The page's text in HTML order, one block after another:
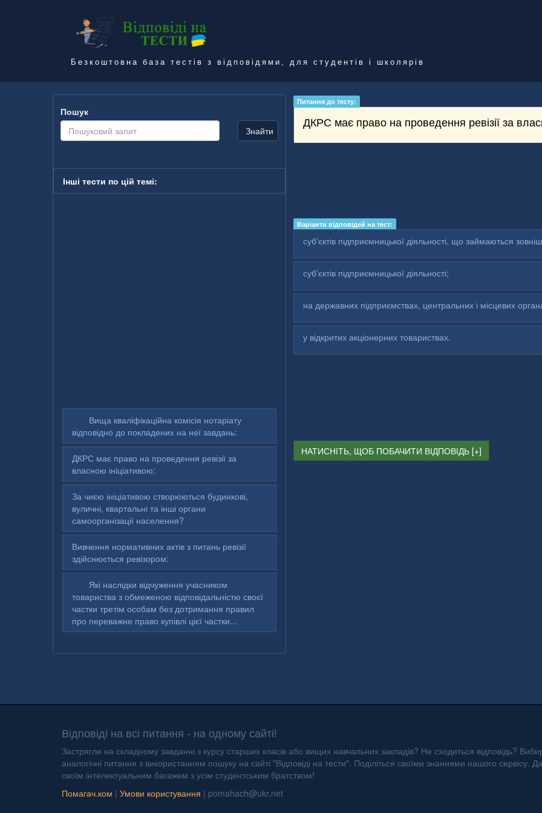
Безкоштовна база тестів з відповідями, для студентів і школярів
Питання до тесту:
ДКРС має право на проведення ревізії за
Варіанти відповідей на тест:
суб'єктів підприємницької діяльності, що займаються
суб'єктів підприємницької діяльності;
на державних підприємствах, центральних і місцевих
у відкритих акціонерних товариствах.
НАТИСНІТЬ, ЩОБ ПОБАЧИТИ ВІДПОВІДЬ
Пошук
Знайти
Інші тести по цій темі:
Вища кваліфікаційна комісія нотаріату
відповідно до покладених на неї завдань:
ДКРС має право на проведення ревізії за
власною ініціативою:
За чиєю ініціативою створюються будинкові,
вуличні, квартальні та інші органи
самоорганізації населення?
Вивчення нормативних актів з питань ревізії
здійснюється ревізором:
Які наслідки відчуження учасником
товариства з обмеженою відповідальністю своєї
частки третім особам без дотримання правил
про переважне право купівлі цієї частки...
Відповіді на всі питання - на одному сайті!
Застрягли на складному завданні з курсу старших класів або вищих навчальних закладів? Не сходиться відповідь?
аналогічні питання з використанням пошуку на сайті "Відповіді на тести". Поділіться своїми знаннями нашого сервісу.
своїм інтелектуальним багажем з усім студентським братством!
Помагач.ком | Умови користування | pomahach@ukr.net